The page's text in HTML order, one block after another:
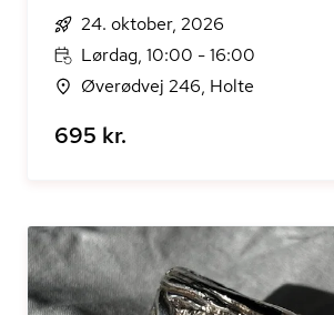
24. oktober, 2026
Lørdag, 10:00 - 16:00
Øverødvej 246, Holte
695 kr.